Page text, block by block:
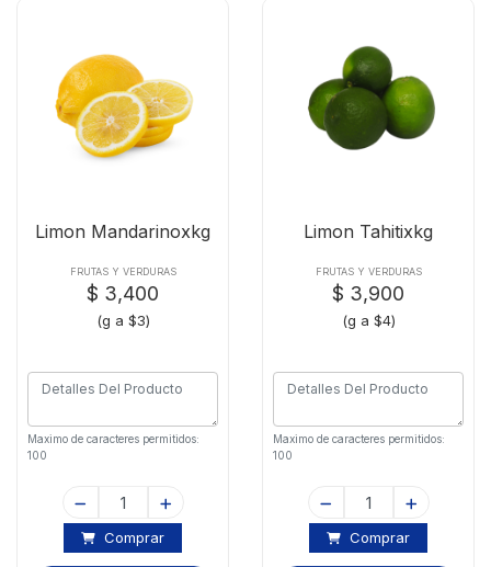
Limon Mandarinoxkg
FRUTAS Y VERDURAS
$ 3,400
(g a $3)
Maximo de caracteres permitidos:
100
Comprar
Limon Tahitixkg
FRUTAS Y VERDURAS
$ 3,900
(g a $4)
Maximo de caracteres permitidos:
100
Comprar